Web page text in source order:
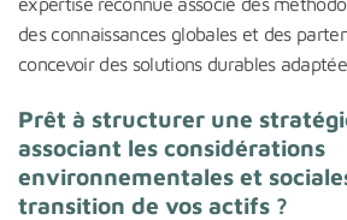
des connaissances globales et des
concevoir des solutions durables
Prêt à structurer une
associant les considérations
environnementales et
transition de vos actifs ?